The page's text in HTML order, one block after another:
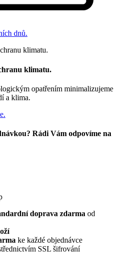
dnů.
klimatu.
opatřením minimalizujeme
a klima.
Rádi Vám odpovíme na
doprava zdarma od
ke každé objednávce
SSL šifrování